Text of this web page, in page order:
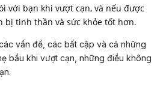
với bạn khi vượt cạn, và nếu được
bị tinh thần và sức khỏe tốt hơn.
vấn đề, các bất cập và cả những
bầu khi vượt cạn, những điều không